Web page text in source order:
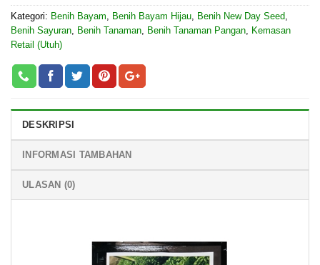
Kategori: Benih Bayam Benih Bayam Hijau Benih New Day Seed
Benih Sayuran Benih Tanaman Benih Tanaman Pangan Kemasan
Retail (Utuh)
DESKRIPSI
INFORMASI TAMBAHAN
ULASAN (0)